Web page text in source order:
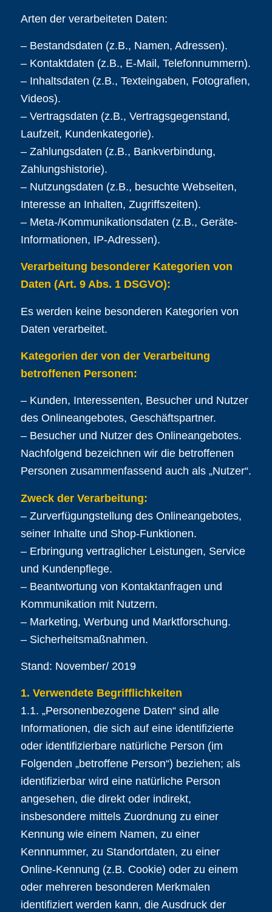
Arten der verarbeiteten Daten:
– Bestandsdaten (z.B., Namen, Adressen).
– Kontaktdaten (z.B., E-Mail, Telefonnummern).
– Inhaltsdaten (z.B., Texteingaben, Fotografien,
Videos).
– Vertragsdaten (z.B., Vertragsgegenstand,
Laufzeit, Kundenkategorie).
– Zahlungsdaten (z.B., Bankverbindung,
Zahlungshistorie).
– Nutzungsdaten (z.B., besuchte Webseiten,
Interesse an Inhalten, Zugriffszeiten).
– Meta-/Kommunikationsdaten (z.B., Geräte-
Informationen, IP-Adressen).
Verarbeitung besonderer Kategorien von
Daten (Art. 9 Abs. 1 DSGVO):
Es werden keine besonderen Kategorien von
Daten verarbeitet.
Kategorien der von der Verarbeitung
betroffenen Personen:
– Kunden, Interessenten, Besucher und Nutzer
des Onlineangebotes, Geschäftspartner.
– Besucher und Nutzer des Onlineangebotes.
Nachfolgend bezeichnen wir die betroffenen
Personen zusammenfassend auch als „Nutzer“.
Zweck der Verarbeitung:
– Zurverfügungstellung des Onlineangebotes,
seiner Inhalte und Shop-Funktionen.
– Erbringung vertraglicher Leistungen, Service
und Kundenpflege.
– Beantwortung von Kontaktanfragen und
Kommunikation mit Nutzern.
– Marketing, Werbung und Marktforschung.
– Sicherheitsmaßnahmen.
Stand: November/ 2019
1. Verwendete Begrifflichkeiten
1.1. „Personenbezogene Daten“ sind alle
Informationen, die sich auf eine identifizierte
oder identifizierbare natürliche Person (im
Folgenden „betroffene Person“) beziehen; als
identifizierbar wird eine natürliche Person
angesehen, die direkt oder indirekt,
insbesondere mittels Zuordnung zu einer
Kennung wie einem Namen, zu einer
Kennnummer, zu Standortdaten, zu einer
Online-Kennung (z.B. Cookie) oder zu einem
oder mehreren besonderen Merkmalen
identifiziert werden kann, die Ausdruck der